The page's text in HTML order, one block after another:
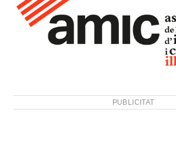
PUBLICITAT